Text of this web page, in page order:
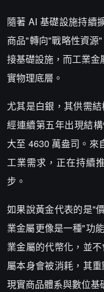
隨著 AI 基礎設施持續
商品"轉向"戰略性資源
接基礎設施，而工業
實物理底層。
尤其是白銀，其供需
經連續第五年出現結
大至 4630 萬盎司。來
工業需求，正在持續
步。
如果說黃金代表的是"
業金屬更像是一種"功
業金屬的代幣化，並
屬本身會被消耗，其
現實商品體系與數位基